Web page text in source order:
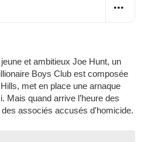
et ambitieux Joe Hunt, un
Boys Club est composée
met en place une arnaque
Mais quand arrive l’heure des
associés accusés d'homicide.